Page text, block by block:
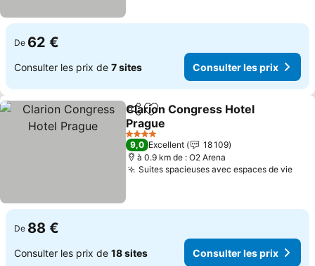
De 62 €
Consulter les prix de 7 sites Consulter les prix
PartagerAjouter à mes favoris
Clarion Congress Hotel
Prague
Consulter les prix
4 Étoiles
9,0 Excellent
18 109
à 0.9 km de : O2 Arena
Suites spacieuses avec espaces de vie
De 88 €
Consulter les prix de 18 sites Consulter les prix